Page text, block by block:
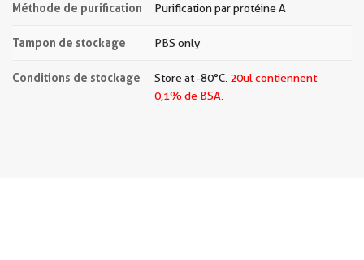
Méthode de purification Purification par protéine A
Tampon de stockage PBS only
Conditions de stockage Store at -80°C. 20ul contiennent
0,1% de BSA.